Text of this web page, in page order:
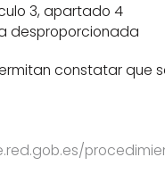
3, apartado 4
desproporcionada
constatar que